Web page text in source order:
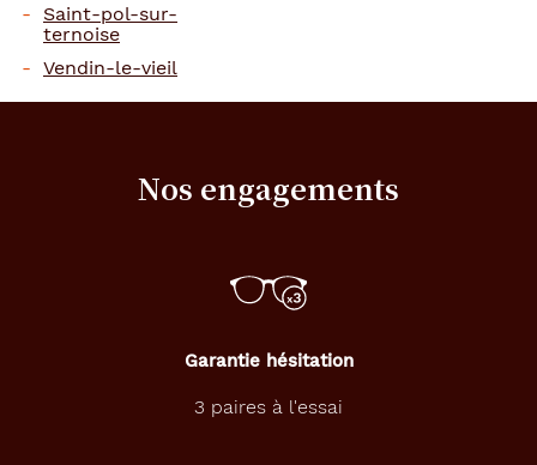
Saint-pol-sur-
ternoise
Vendin-le-vieil
Nos engagements
Garantie hésitation
3 paires à l'essai